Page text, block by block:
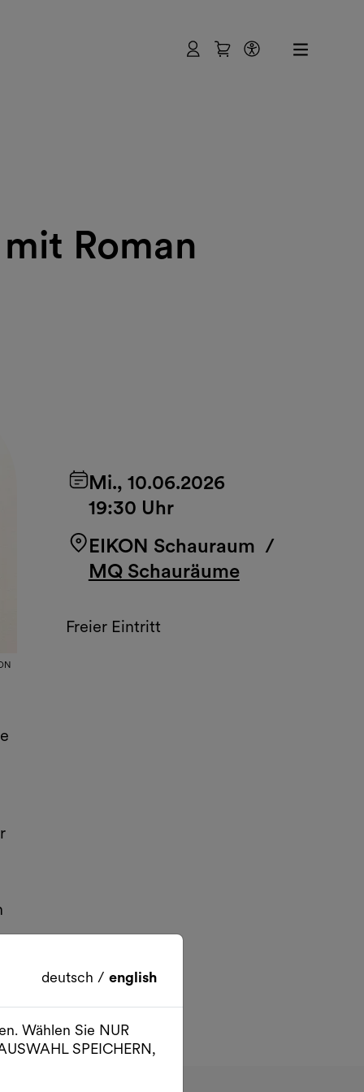
Benutzer
Warenkorb
Roman
Mi., 10.06.2026
19:30 Uhr
EIKON Schauraum /
MQ Schauräume
Freier Eintritt
deutsch / english
Wählen Sie NUR
SPEICHERN,